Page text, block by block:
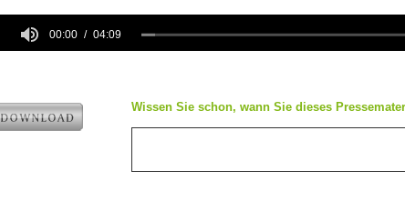
00:00 04:09
Wissen Sie schon, wann Sie dieses